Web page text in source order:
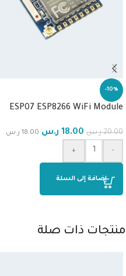
-10%
ESP07 ESP8266 WiFi Module
20.00 ر.س 18.00 ر.س 18.00 ر.س
-
+
إضافة إلى السلة
منتجات ذات صلة